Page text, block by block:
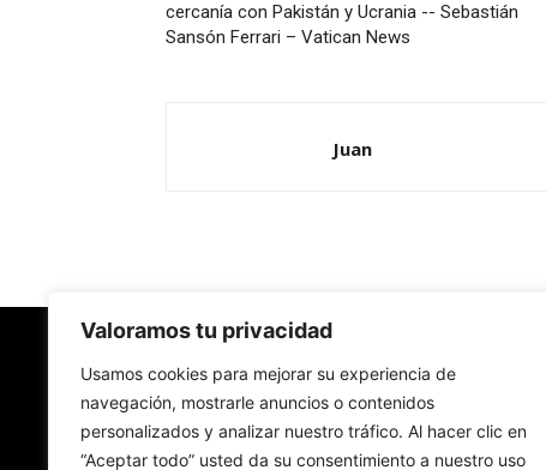
Valoramos tu privacidad
Usamos cookies para mejorar su experiencia de
navegación, mostrarle anuncios o contenidos
personalizados y analizar nuestro tráfico. Al hacer clic en
“Aceptar todo” usted da su consentimiento a nuestro uso
cercanía con Pakistán y Ucrania -- Sebastián
Sansón Ferrari – Vatican News
Juan
Redes Cristianas
Una mirada alternativa sobre la Iglesia católica y la